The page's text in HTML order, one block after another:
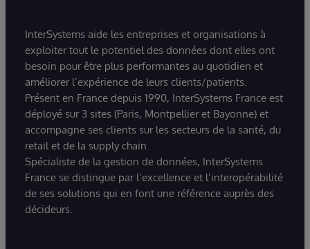
InterSystems aide les entreprises et organisations à
exploiter tout le potentiel des données dont elles ont
besoin pour être plus performantes au quotidien et
améliorer l’expérience de leurs clients/patients.
Présent en France depuis 1990, InterSystems France est
déployé sur 3 sites (Paris, Montpellier et Bayonne) et
accompagne ses clients sur les secteurs de la santé, du
retail et de la supply chain.
Spécialiste de la gestion de données, InterSystems
France se distingue par l’excellence et l’interopérabilité
de ses solutions qui en font une référence auprès des
décideurs.